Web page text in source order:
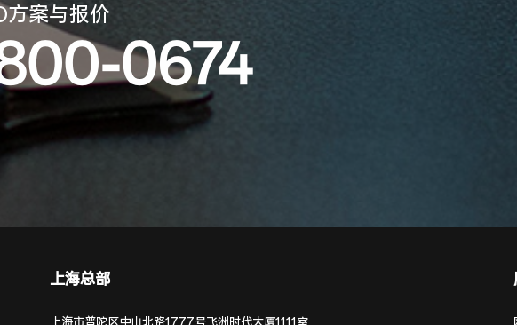
方案与报价
0674
上海总部